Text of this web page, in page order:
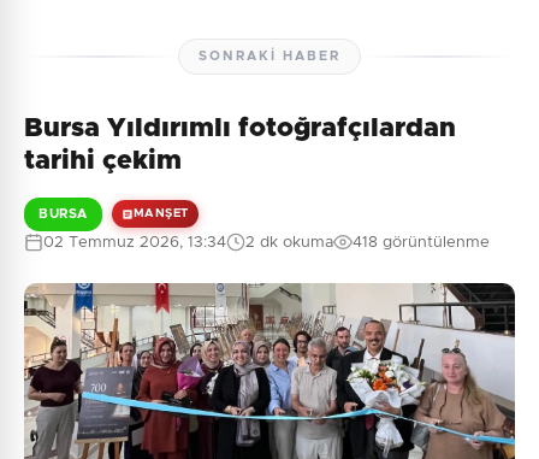
SONRAKI HABER
Bursa Yıldırımlı fotoğrafçılardan
tarihi çekim
BURSA MANŞET
02 Temmuz 2026, 13:34 2 dk okuma 418 görüntülenme